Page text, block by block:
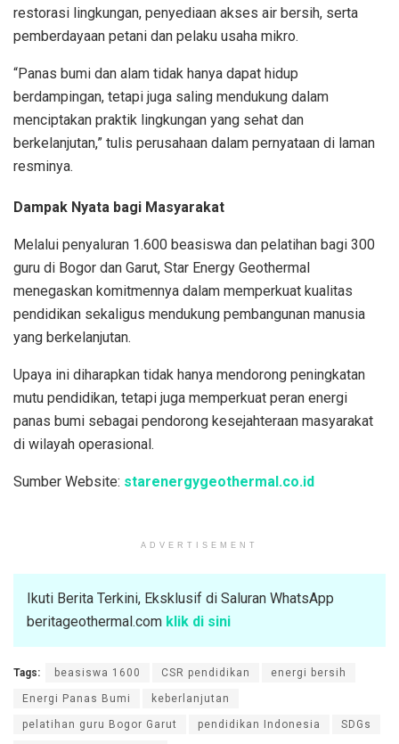
restorasi lingkungan, penyediaan akses air bersih, serta
pemberdayaan petani dan pelaku usaha mikro.
“Panas bumi dan alam tidak hanya dapat hidup
berdampingan, tetapi juga saling mendukung dalam
menciptakan praktik lingkungan yang sehat dan
berkelanjutan,” tulis perusahaan dalam pernyataan di laman
resminya.
Dampak Nyata bagi Masyarakat
Melalui penyaluran 1.600 beasiswa dan pelatihan bagi 300
guru di Bogor dan Garut, Star Energy Geothermal
menegaskan komitmennya dalam memperkuat kualitas
pendidikan sekaligus mendukung pembangunan manusia
yang berkelanjutan.
Upaya ini diharapkan tidak hanya mendorong peningkatan
mutu pendidikan, tetapi juga memperkuat peran energi
panas bumi sebagai pendorong kesejahteraan masyarakat
di wilayah operasional.
Sumber Website: starenergygeothermal.co.id
ADVERTISEMENT
Ikuti Berita Terkini, Eksklusif di Saluran WhatsApp
beritageothermal.com klik di sini
Tags: beasiswa 1600 CSR pendidikan energi bersih
Energi Panas Bumi keberlanjutan
pelatihan guru Bogor Garut pendidikan Indonesia SDGs